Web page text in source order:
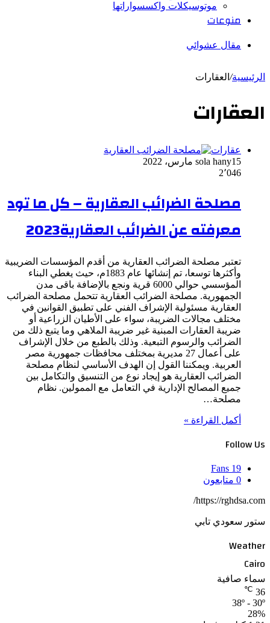
موتوسيكلات واكسسواراتها
منوعات
مقال عشوائي
الرئيسية/ العقارات
العقارات
عقارات
sola hany15 مارس، 2022
2٬046
مصلحة الضرائب العقارية – كل ما تود
معرفته عن الضرائب العقارية2023
تعتبر مصلحة الضرائب العقارية من أقدم المؤسسات الضريبية
وأكثرها توسعا، تم إنشائها عام 1883م، حيث يغطي البناء
المؤسسي حوالي 6000 قرية ونجع بالإضافة باقى مدن
الجمهورية. مصلحة الضرائب العقارية تتحمل مصلحة الضرائب
العقارية مسئولية الإشراف الفني على تطبيق القوانين في
مختلف مجالات الضريبة، سواء على الأطيان الزراعية أو
ضريبة العقارات المبنية غير ضريبة الملاهي وما يتبع ذلك من
الضرائب والرسوم التبعية. وذلك بالطبع من خلال الإشراف
على أعمال 27 مديرية بمختلف محافظات جمهورية مصر
العربية. ويمكننا القول إن الهدف الأساسي لنظام مصلحة
الضرائب العقارية هو إيجاد نوع من التنسيق والتكامل بين
جميع المصالح الإدارية في التعامل مع الممولين. نظام
مصلحة…
أكمل القراءة »
Follow Us
19
Fans
0 متابعون
https://rghdsa.com/
ستور سعودي تابي
Weather
Cairo
سماء صافية
36
℃
38º - 30º
28%